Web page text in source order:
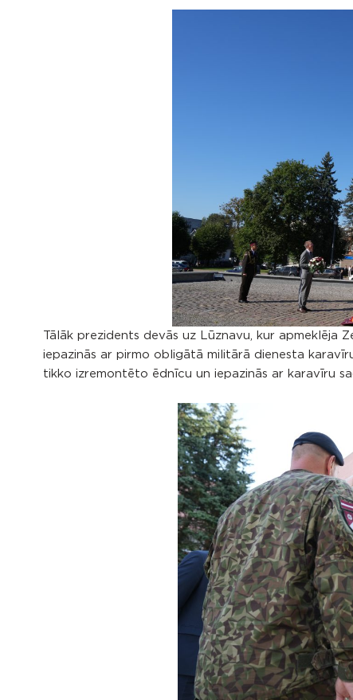
Tālāk prezidents devās uz Lūznavu, kur apmeklēja
iepazinās ar pirmo obligātā militārā dienesta
tikko izremontēto ēdnīcu un iepazinās ar karavīru